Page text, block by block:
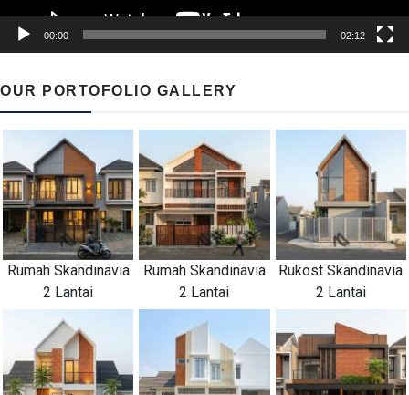
00:00 02:12
OUR PORTOFOLIO GALLERY
Rumah Skandinavia
2 Lantai
Rumah Skandinavia
2 Lantai
Rukost Skandinavia
2 Lantai